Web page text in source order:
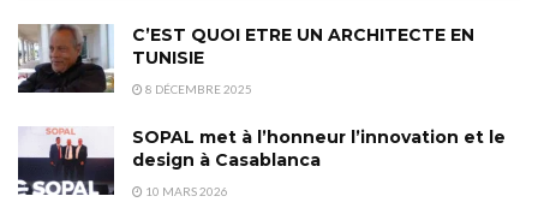
C’EST QUOI ETRE UN ARCHITECTE EN
TUNISIE
8 DÉCEMBRE 2025
SOPAL met à l’honneur l’innovation et le
design à Casablanca
10 MARS 2026